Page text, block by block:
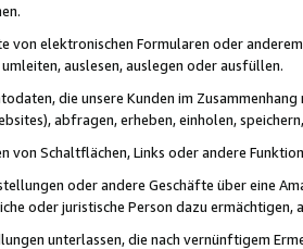
von elektronischen Formularen oder
auslesen, auslegen oder ausfüllen.
die unsere Kunden im
abfragen, erheben, einholen,
von Schaltflächen, Links oder andere
oder andere Geschäfte über eine
oder juristische Person dazu
unterlassen, die nach vernünftigem